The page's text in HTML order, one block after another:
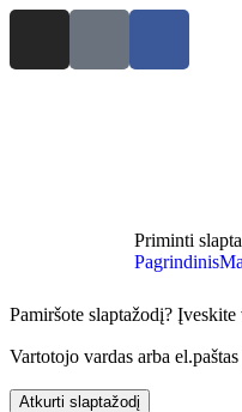
Priminti
Pagrindinis
Pamiršote slaptažodį?
Vartotojo vardas arba el.paštas
Atkurti slaptažodį